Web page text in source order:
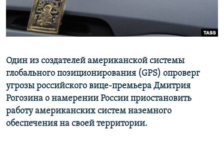
Один из создателей американской системы
глобального позиционирования (GPS) опроверг
угрозы российского вице-премьера Дмитрия
Рогозина о намерении России приостановить
работу американских систем наземного
обеспечения на своей территории.